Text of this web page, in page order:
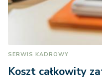
SERWIS KADROWY
Koszt całkowity